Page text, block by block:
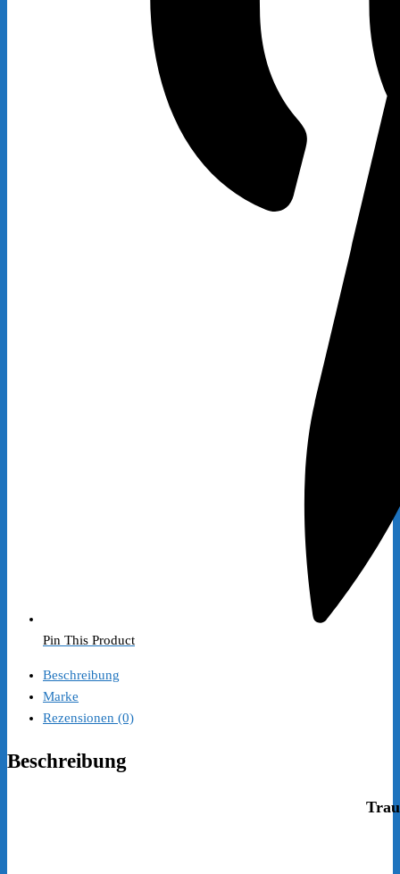
Pin This Product
Beschreibung
Marke
Rezensionen (0)
Beschreibung